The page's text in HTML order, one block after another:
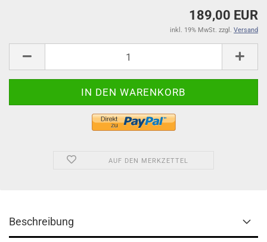
189,00 EUR
inkl. 19% MwSt. zzgl. Versand
AUF DEN MERKZETTEL
Beschreibung